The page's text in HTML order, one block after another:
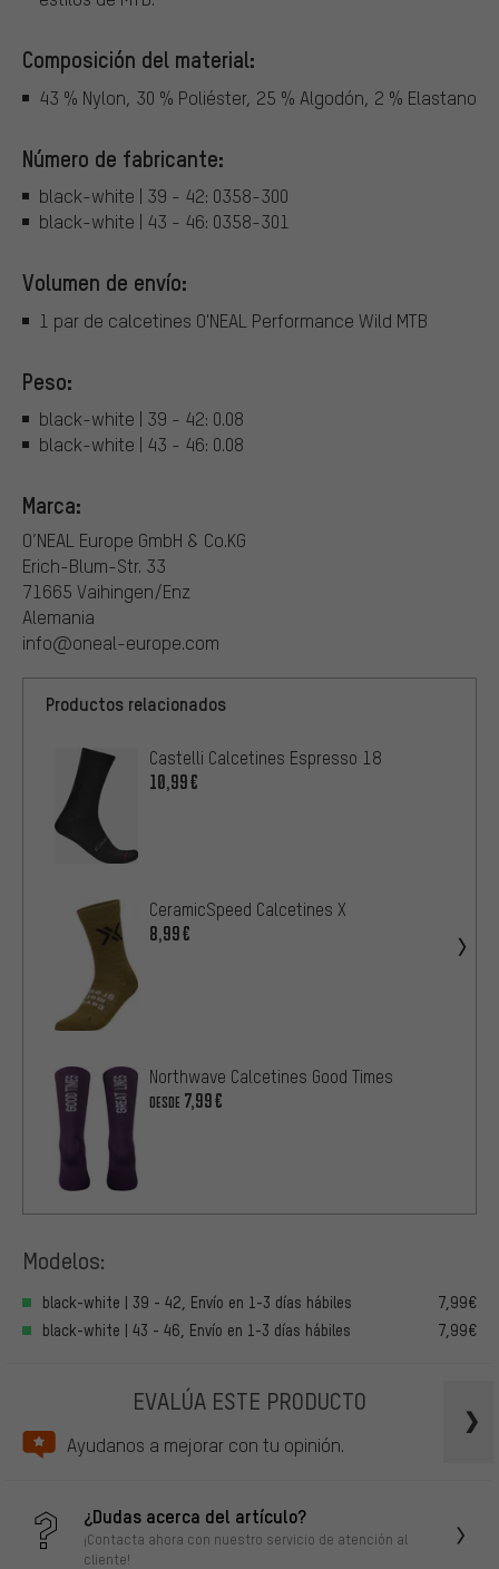
Composición del material:
43 % Nylon, 30 % Poliéster, 25 % Algodón, 2 % Elastano
Número de fabricante:
black-white | 39 - 42: 0358-300
black-white | 43 - 46: 0358-301
Volumen de envío:
1 par de calcetines O'NEAL Performance Wild MTB
Peso:
black-white | 39 - 42: 0.08
black-white | 43 - 46: 0.08
Marca:
O’NEAL Europe GmbH & Co.KG
Erich-Blum-Str. 33
71665 Vaihingen/Enz
Alemania
info@oneal-europe.com
Productos relacionados
Castelli Calcetines Espresso 18
10,99€
CeramicSpeed Calcetines X
8,99€
Northwave Calcetines Good Times
DESDE 7,99€
Modelos:
black-white | 39 - 42, Envío en 1-3 días hábiles
7,99€
black-white | 43 - 46, Envío en 1-3 días hábiles
7,99€
EVALÚA ESTE PRODUCTO
Ayudanos a mejorar con tu opinión.
¿Dudas acerca del artículo?
¡Contacta ahora con nuestro servicio de atención al
cliente!